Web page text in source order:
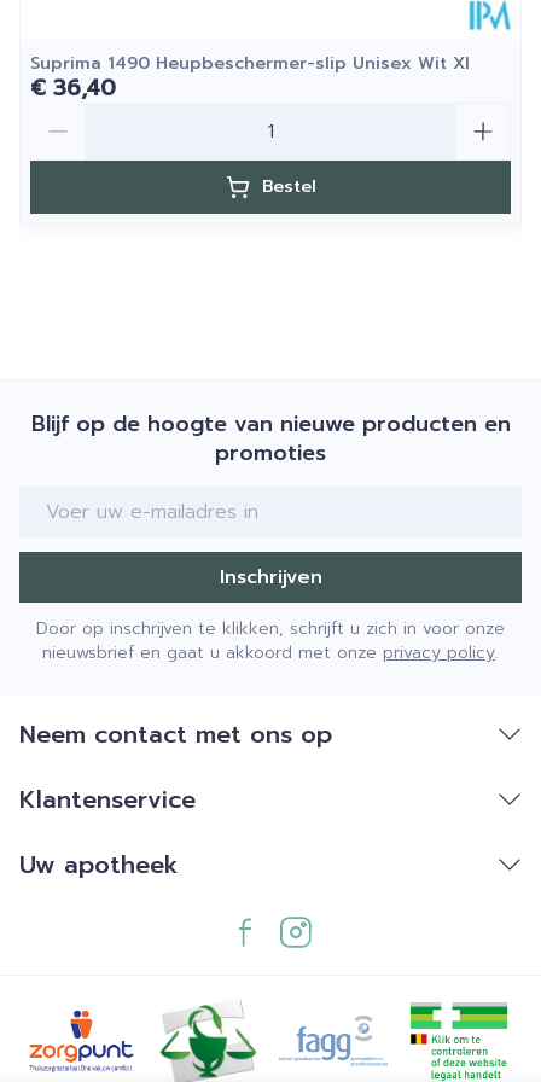
Suprima 1490 Heupbeschermer-slip Unisex Wit Xl
€ 36,40
Bestel
Blijf op de hoogte van nieuwe producten en
promoties
E-mail adres
Inschrijven
Door op inschrijven te klikken, schrijft u zich in voor onze
nieuwsbrief en gaat u akkoord met onze privacy policy.
Neem contact met ons op
Klantenservice
Uw apotheek